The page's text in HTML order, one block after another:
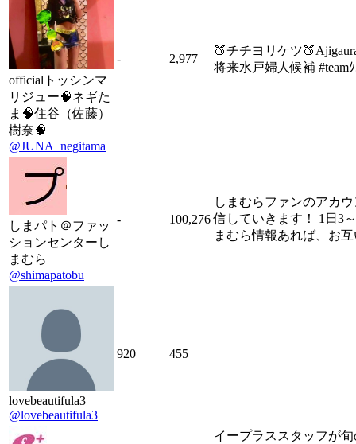
officialトッシンマ
リジュー🧠ネギた
ま🧠住谷（佐藤）
樹奈🧠
@JUNA_negitama
- 2,977
🍑チチヨリケツ
将来水戸婦人候補 #team
しまパト＠ファッ
ションセンターし
まむら
@shimapatobu
- 100,276
しまむらファンのアカ
信していきます！ 1日3
まむら情報あれば、お
lovebeautifula3
@lovebeautifula3
920 455
イープラススタッフが